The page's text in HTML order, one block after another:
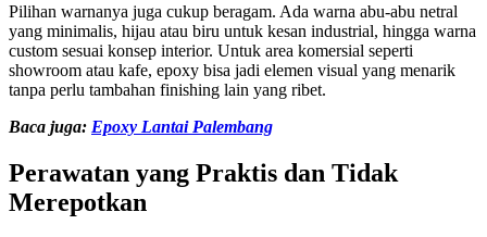
Pilihan warnanya juga cukup beragam. Ada warna abu-abu netral
yang minimalis, hijau atau biru untuk kesan industrial, hingga warna
custom sesuai konsep interior. Untuk area komersial seperti
showroom atau kafe, epoxy bisa jadi elemen visual yang menarik
tanpa perlu tambahan finishing lain yang ribet.
Baca juga: Epoxy Lantai Palembang
Perawatan yang Praktis dan Tidak
Merepotkan